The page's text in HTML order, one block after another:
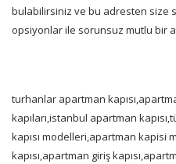
bulabilirsiniz ve bu adresten size
opsiyonlar ile sorunsuz mutlu bir
turhanlar apartman
kapıları,istanbul apartman
kapısı modelleri,apartman kapisi
kapısı,apartman giriş